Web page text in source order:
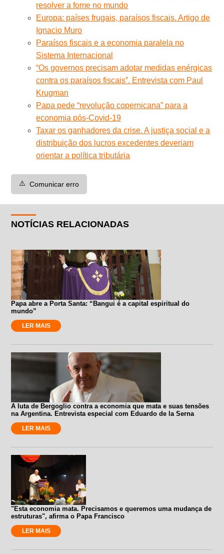
resolver a fome no mundo
Europa: países frugais, paraísos fiscais. Artigo de
Ignacio Muro
Paraísos fiscais e a economia paralela no
Sistema Internacional
“Os governos precisam adotar medidas enérgicas
contra os paraísos fiscais”. Entrevista com Paul
Krugman
Papa pede “revolução copernicana” para a
economia pós-Covid-19
Taxar os ganhadores da crise. A justiça social e a
distribuição dos lucros excedentes deveriam
orientar a política tributária
⚠️ Comunicar erro
NOTÍCIAS RELACIONADAS
Papa abre a Porta Santa: “Bangui é a capital espiritual do
mundo”
LER MAIS
A luta de Bergoglio contra a economia que mata e suas tensões
na Argentina. Entrevista especial com Eduardo de la Serna
LER MAIS
"Esta economia mata. Precisamos e queremos uma mudança de
estruturas", afirma o Papa Francisco
LER MAIS